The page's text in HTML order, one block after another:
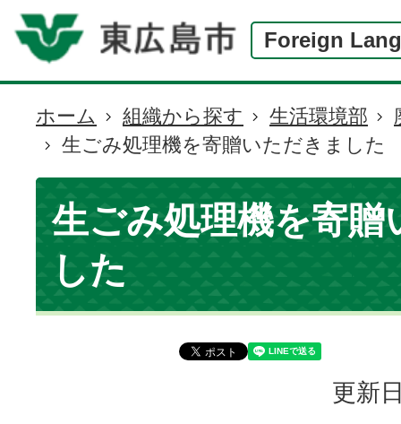
Foreign
現
在
の
置
ホーム 組織から探す 生活環境部
生ごみ処理機を寄贈いただきました
生ごみ処理機を寄贈
した
更新